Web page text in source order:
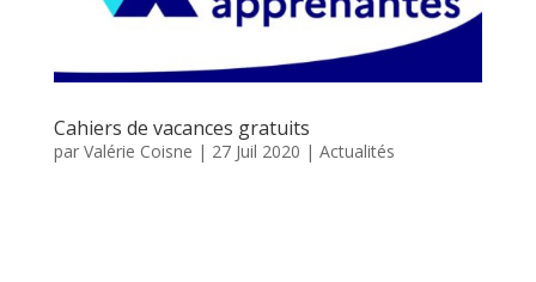
Cahiers de vacances gratuits
par Valérie Coisne | 27 Juil 2020 | Actualités